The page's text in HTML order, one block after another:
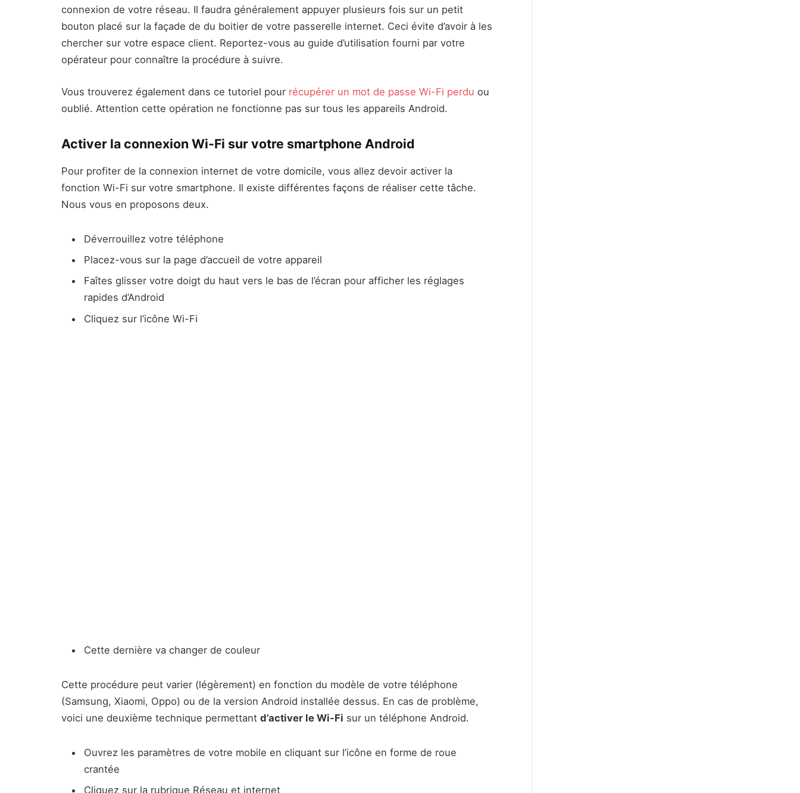
connexion de votre réseau. Il faudra généralement appuyer plusieurs fois sur un petit
bouton placé sur la façade de du boitier de votre passerelle internet. Ceci évite d’avoir à les
chercher sur votre espace client. Reportez-vous au guide d’utilisation fourni par votre
opérateur pour connaître la procédure à suivre.
Vous trouverez également dans ce tutoriel pour récupérer un mot de passe Wi-Fi perdu ou
oublié. Attention cette opération ne fonctionne pas sur tous les appareils Android.
Activer la connexion Wi-Fi sur votre smartphone Android
Pour profiter de la connexion internet de votre domicile, vous allez devoir activer la
fonction Wi-Fi sur votre smartphone. Il existe différentes façons de réaliser cette tâche.
Nous vous en proposons deux.
Déverrouillez votre téléphone
Placez-vous sur la page d’accueil de votre appareil
Faîtes glisser votre doigt du haut vers le bas de l’écran pour afficher les réglages
rapides d’Android
Cliquez sur l’icône Wi-Fi
Cette dernière va changer de couleur
Cette procédure peut varier (légèrement) en fonction du modèle de votre téléphone
(Samsung, Xiaomi, Oppo) ou de la version Android installée dessus. En cas de problème,
voici une deuxième technique permettant d’activer le Wi-Fi sur un téléphone Android.
Ouvrez les paramètres de votre mobile en cliquant sur l’icône en forme de roue
crantée
Cliquez sur la rubrique Réseau et internet